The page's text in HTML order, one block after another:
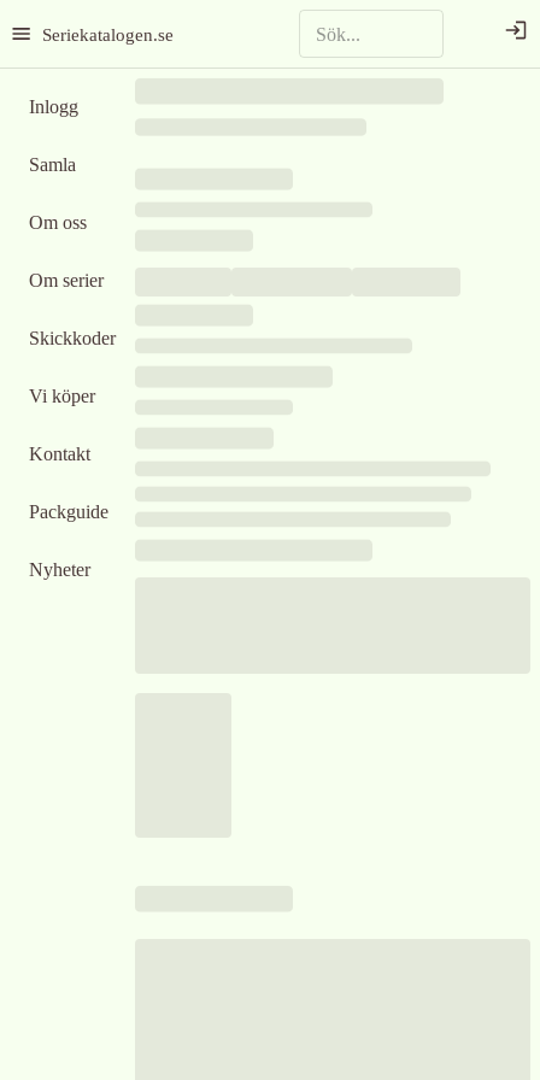
Seriekatalogen.se
Inlogg
Samla
Om oss
Om serier
Skickkoder
Vi köper
Kontakt
Packguide
Nyheter